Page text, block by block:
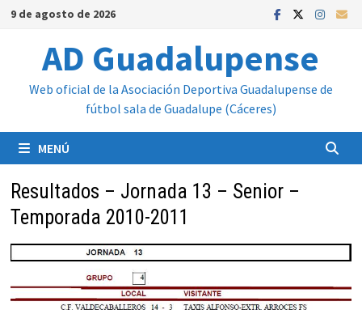
Saltar
contenido
9 de agosto de 2026
AD Guadalupense
Web oficial de la Asociación Deportiva Guadalupense de
fútbol sala de Guadalupe (Cáceres)
MENÚ
Resultados – Jornada 13 – Senior –
Temporada 2010-2011